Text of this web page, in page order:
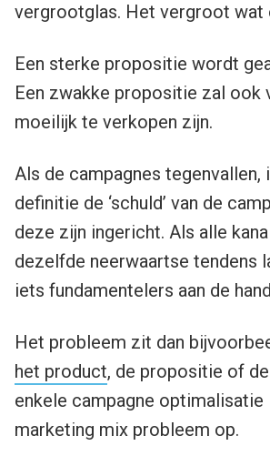
vergrootglas. Het vergroot wat
Een sterke propositie wordt
Een zwakke propositie zal ook
moeilijk te verkopen zijn.
Als de campagnes tegenvallen,
definitie de ‘schuld’ van de
deze zijn ingericht. Als alle
dezelfde neerwaartse tendens
iets fundamentelers aan de
Het probleem zit dan
het product, de propositie of
enkele campagne optimalisatie
marketing mix probleem op.